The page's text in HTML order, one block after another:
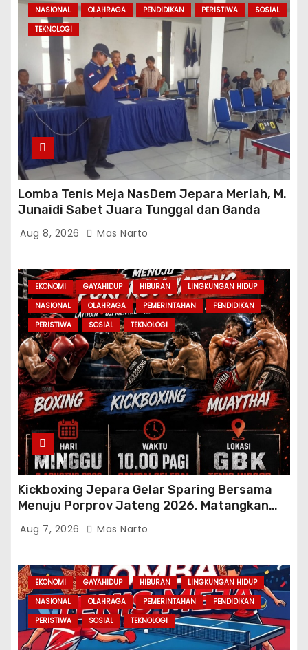
NASIONAL
OLAHRAGA PENDIDIKAN PERISTIWA
SOSIAL
TEKNOLOGI
Lomba Tenis Meja NasDem Jepara Meriah, M.
Junaidi Sabet Juara Tunggal dan Ganda
Aug 8, 2026 Mas Narto
EKONOMI GAYAHIDUP HIBURAN
LINGKUNGAN HIDUP
NASIONAL
OLAHRAGA PEMERINTAHAN
PENDIDIKAN
PERISTIWA
SOSIAL TEKNOLOGI
Kickboxing Jepara Gelar Sparing Bersama
Menuju Porprov Jateng 2026, Matangkan
Fisik dan Teknik Atlet
Aug 7, 2026 Mas Narto
EKONOMI GAYAHIDUP HIBURAN
LINGKUNGAN HIDUP
NASIONAL
OLAHRAGA PEMERINTAHAN
PENDIDIKAN
PERISTIWA
SOSIAL TEKNOLOGI